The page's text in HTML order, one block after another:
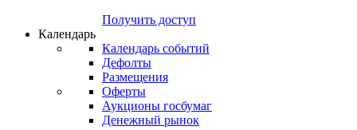
Получить доступ
Календарь
Календарь событий
Дефолты
Размещения
Оферты
Аукционы госбумаг
Денежный рынок